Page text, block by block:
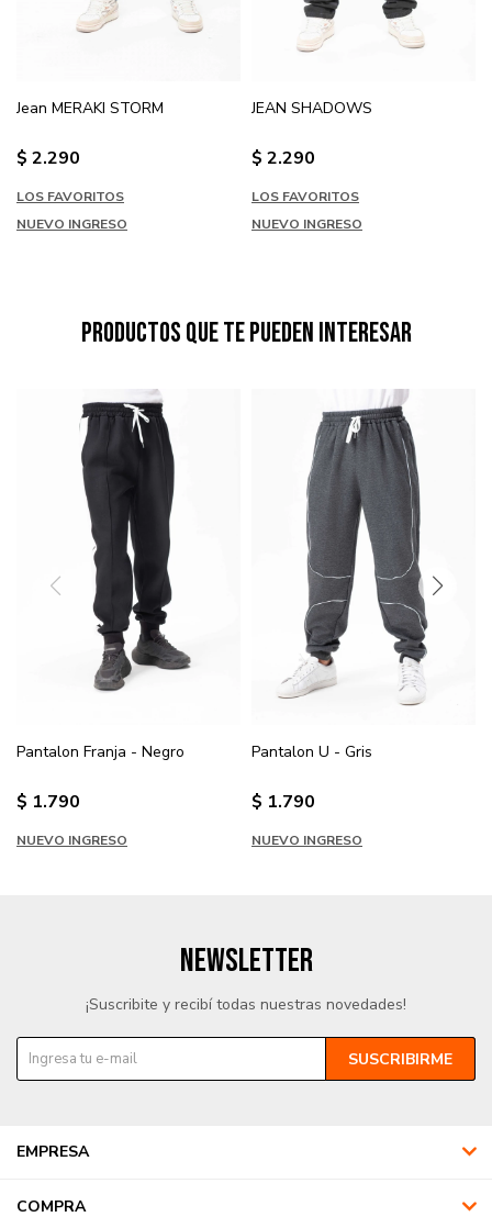
Jean MERAKI STORM
$ 2.290
LOS FAVORITOS
NUEVO INGRESO
JEAN SHADOWS
$ 2.290
LOS FAVORITOS
NUEVO INGRESO
Productos que te pueden interesar
Pantalon Franja - Negro
$ 1.790
NUEVO INGRESO
Pantalon U - Gris
$ 1.790
NUEVO INGRESO
EMPRESA
COMPRA
NEWSLETTER
¡Suscribite y recibí todas nuestras novedades!
SUSCRIBIRME